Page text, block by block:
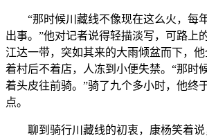
“那时候川藏线不像现在这么火，每
出事。”他对记者说得轻描淡写，可路上
江达一带，突如其来的大雨倾盆而下，
着村后不着店，人冻到小便失禁。“那时
着头皮往前骑。”骑了九个多小时，他终
点。
聊到骑行川藏线的初衷，康杨笑着